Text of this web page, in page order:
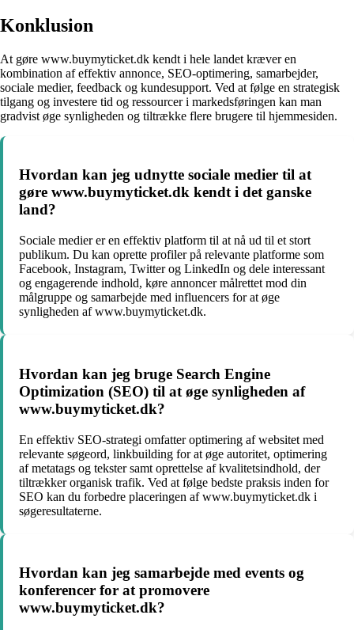
Konklusion
At gøre www.buymyticket.dk kendt i hele landet kræver en
kombination af effektiv annonce, SEO-optimering, samarbejder,
sociale medier, feedback og kundesupport. Ved at følge en strategisk
tilgang og investere tid og ressourcer i markedsføringen kan man
gradvist øge synligheden og tiltrække flere brugere til hjemmesiden.
Hvordan kan jeg udnytte sociale medier til at
gøre www.buymyticket.dk kendt i det ganske
land?
Sociale medier er en effektiv platform til at nå ud til et stort
publikum. Du kan oprette profiler på relevante platforme som
Facebook, Instagram, Twitter og LinkedIn og dele interessant
og engagerende indhold, køre annoncer målrettet mod din
målgruppe og samarbejde med influencers for at øge
synligheden af www.buymyticket.dk.
Hvordan kan jeg bruge Search Engine
Optimization (SEO) til at øge synligheden af
www.buymyticket.dk?
En effektiv SEO-strategi omfatter optimering af websitet med
relevante søgeord, linkbuilding for at øge autoritet, optimering
af metatags og tekster samt oprettelse af kvalitetsindhold, der
tiltrækker organisk trafik. Ved at følge bedste praksis inden for
SEO kan du forbedre placeringen af www.buymyticket.dk i
søgeresultaterne.
Hvordan kan jeg samarbejde med events og
konferencer for at promovere
www.buymyticket.dk?